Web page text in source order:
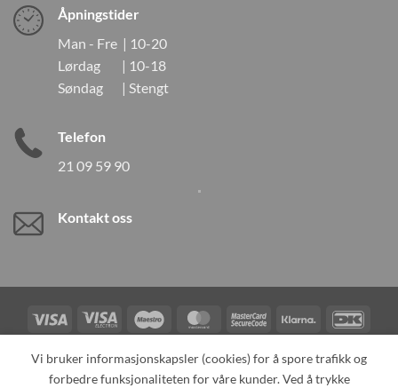
Åpningstider
Man - Fre | 10-20
Lørdag | 10-18
Søndag | Stengt
Telefon
21 09 59 90
Kontakt oss
Visa
Visa
Electron
Maestro MasterCardMasterCard
2
Klarna
Card
TILBAKEKALLINGER KONTAKT OSS OM OSS
Vi bruker informasjonskapsler (cookies) for å spore trafikk og
forbedre funksjonaliteten for våre kunder. Ved å trykke